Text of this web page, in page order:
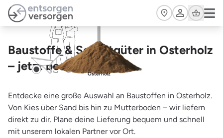
Zum Hauptinhalt springen
Cart
Baustoffe & Schüttgüter in Osterholz
– jetzt bestellen
Osterholz
Entdecke eine große Auswahl an Baustoffen in Osterholz.
Von Kies über Sand bis hin zu Mutterboden – wir liefern
direkt zu dir. Plane deine Lieferung bequem und schnell
mit unserem lokalen Partner vor Ort.